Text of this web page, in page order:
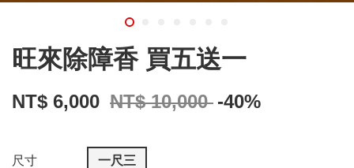
旺來除障香 買五送一
NT$ 6,000 NT$ 10,000 -40%
尺寸 一尺三